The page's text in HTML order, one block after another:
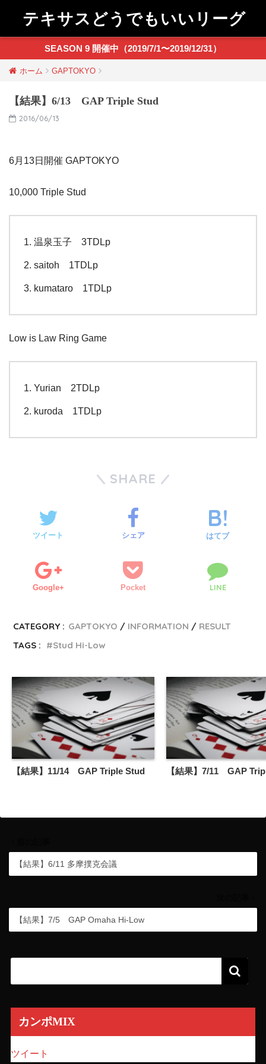
テキサスどうでもいいリーグ
SEASON 9 開催中（2019/7/1〜2019/12/31）
ホーム GAPTOKYO
【結果】6/13 GAP Triple Stud
2016/06/13
6月13日開催 GAPTOKYO
10,000 Triple Stud
温泉玉子 3TDLp
saitoh 1TDLp
kumataro 1TDLp
Low is Law Ring Game
Yurian 2TDLp
kuroda 1TDLp
SHARE
ツイート シェア はてブ
Google+ Pocket LINE
CATEGORY : GAPTOKYO INFORMATION
RESULT
TAGS :
Stud Hi-Low
【結果】11/14 GAP Triple Stud 【結果】7/11 GAP
【結果】6/11 多摩撲克会議
【結果】7/5 GAP Omaha Hi-Low
カンポMIX
ツイート